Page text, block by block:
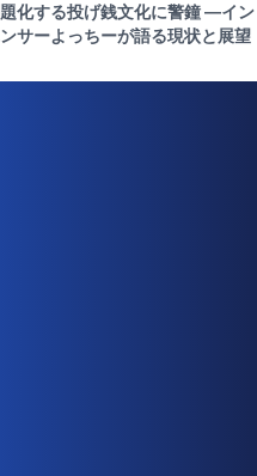
化する投げ銭文化に警鐘 —イン
サーよっちーが語る現状と展望